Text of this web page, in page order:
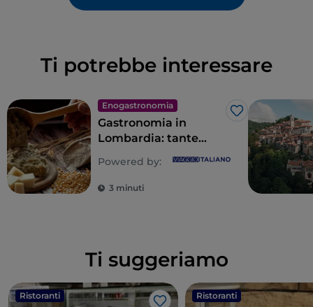
Ti potrebbe interessare
Enogastronomia
Like
Gastronomia in
Lombardia: tante
anime per un tripudio
di sapori
Powered by:
3 minuti
Ti suggeriamo
Ristoranti Ristoranti